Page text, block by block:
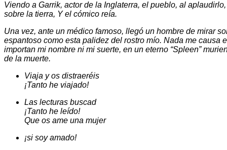
Viendo a Garrik, actor de la Inglaterra, el pueblo, al
sobre la tierra, Y el cómico reía.
Una vez, ante un médico famoso, llegó un hombre de mirar
espantoso como esta palidez del rostro mío. Nada me causa
importan mi nombre ni mi suerte, en un eterno “Spleen”
de la muerte.
Viaja y os distraeréis
¡Tanto he viajado!
Las lecturas buscad
¡Tanto he leído!
Que os ame una mujer
¡si soy amado!